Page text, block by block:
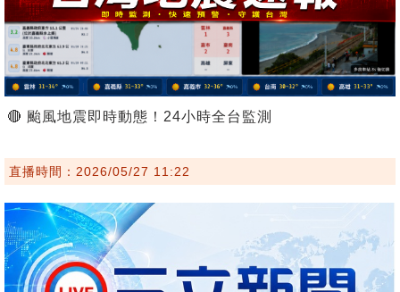
🔴 颱風地震即時動態！24小時全台監測
直播時間：2026/05/27 11:22